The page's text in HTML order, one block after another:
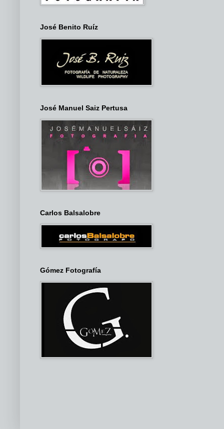
José Benito Ruíz
José Manuel Saiz Pertusa
Carlos Balsalobre
Gómez Fotografía